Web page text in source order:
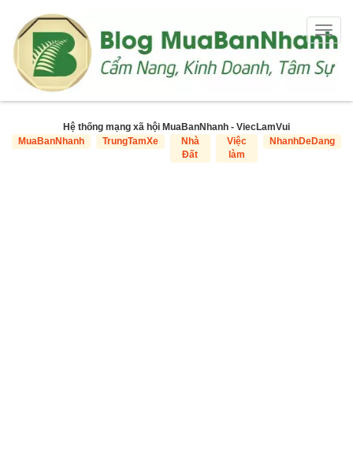
Hệ thống mạng xã hội MuaBanNhanh - ViecLamVui
MuaBanNhanh
TrungTamXe
Nhà
Đất
Việc
làm
NhanhDeDang